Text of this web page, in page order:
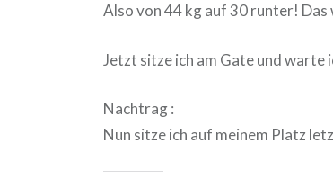
Also von 44 kg auf 30 runter!
Jetzt sitze ich am Gate und warte
Nachtrag :
Nun sitze ich auf meinem Platz